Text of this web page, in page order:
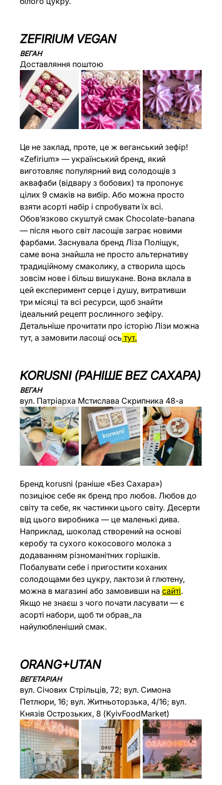
ZEFIRIUM VEGAN
ВЕГАН
Доставляння поштою
Це не заклад, проте, це ж веганський зефір!
«Zefirium» — український бренд, який
виготовляє популярний вид солодощів з
аквафаби (відвару з бобових) та пропонує
цілих 9 смаків на вибір. Або можна просто
взяти асорті набір і спробувати їх всі.
Обов’язково скуштуй смак Chocolate-banana
— після нього світ ласощів заграє новими
фарбами. Заснувала бренд Ліза Поліщук,
саме вона знайшла не просто альтернативу
традиційному смаколику, а створила щось
зовсім нове і більш вишукане. Вона вклала в
цей експеримент серце і душу, витративши
три місяці та всі ресурси, щоб знайти
ідеальний рецепт рослинного зефіру.
Детальніше прочитати про історію Лізи можна
тут, а замовити ласощі ось тут.
KORUSNI (РАНІШЕ BEZ САХАРА)
ВЕГАН
вул. Патріарха Мстислава Скрипника 48-а
Бренд korusni (раніше «Без Сахара»)
позиціює себе як бренд про любов. Любов до
світу та себе, як частинки цього світу. Десерти
від цього виробника — це маленькі дива.
Наприклад, шоколад створений на основі
керобу та сухого кокосового молока з
додаванням різноманітних горішків.
Побалувати себе і пригостити коханих
солодощами без цукру, лактози й глютену,
можна в магазині або замовивши на сайті.
Якщо не знаєш з чого почати ласувати — є
асорті набори, щоб ти обрав_ла
найулюбленіший смак.
ORANG+UTAN
ВЕГЕТАРІАН
вул. Січових Стрільців, 72; вул. Симона
Петлюри, 16; вул. Житньоторзька, 4/16; вул.
Князів Острозьких, 8 (KyivFoodMarket)